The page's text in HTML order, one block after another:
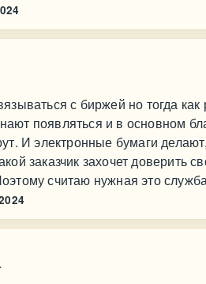
с биржей но тогда как
появляться и в основном
И электронные бумаги
заказчик захочет доверить
считаю нужная это